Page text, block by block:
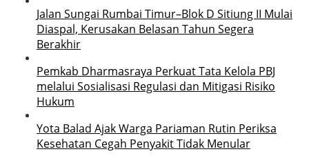
Jalan Sungai Rumbai Timur–Blok D Sitiung II Mulai
Diaspal, Kerusakan Belasan Tahun Segera
Berakhir
Pemkab Dharmasraya Perkuat Tata Kelola PBJ
melalui Sosialisasi Regulasi dan Mitigasi Risiko
Hukum
Yota Balad Ajak Warga Pariaman Rutin Periksa
Kesehatan Cegah Penyakit Tidak Menular